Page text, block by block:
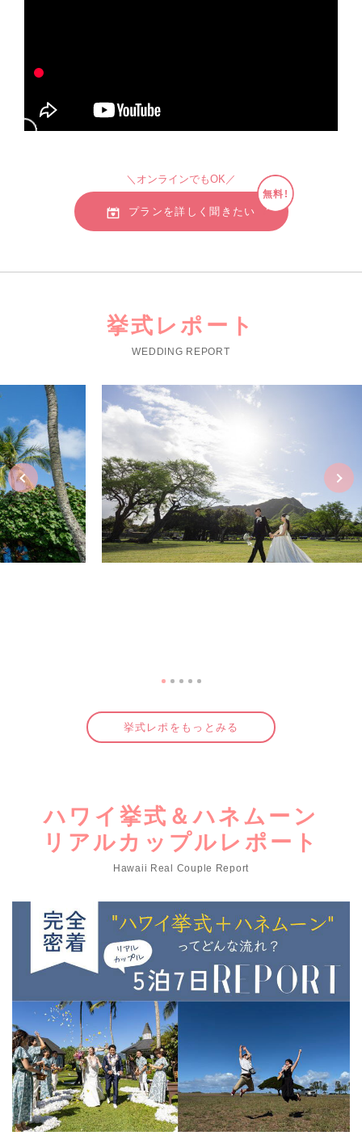
＼オンラインでもOK／
プランを詳しく聞きたい
無料!
挙式レポート
WEDDING REPORT
2026.04.30 S＆N様ご夫婦
挙式レポをもっとみる
ハワイ挙式＆ハネムーン
リアルカップルレポート
Hawaii Real Couple Report